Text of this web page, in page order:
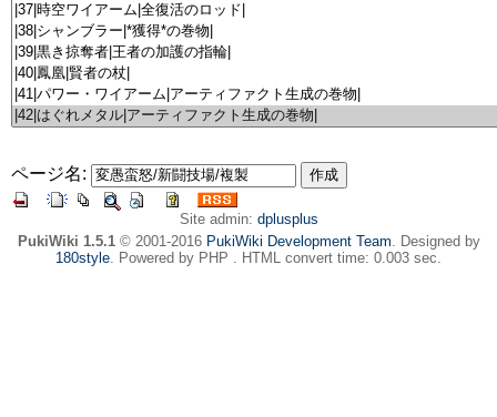
ページ名:
Site admin: dplusplus
PukiWiki 1.5.1© 2001-2016 PukiWiki Development Team. Designed by
180style. Powered by PHP . HTML convert time: 0.003 sec.